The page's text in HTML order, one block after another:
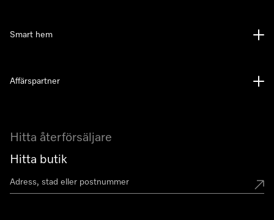
Hitta återförsäljare
Hitta butik
Smart hem
Affärspartner